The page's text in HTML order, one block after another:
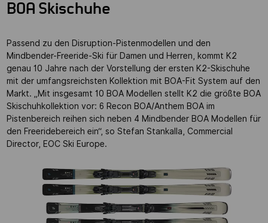
BOA Skischuhe
Passend zu den Disruption-Pistenmodellen und den
Mindbender-Freeride-Ski für Damen und Herren, kommt K2
genau 10 Jahre nach der Vorstellung der ersten K2-Skischuhe
mit der umfangsreichsten Kollektion mit BOA-Fit System auf den
Markt. „Mit insgesamt 10 BOA Modellen stellt K2 die größte BOA
Skischuhkollektion vor: 6 Recon BOA/Anthem BOA im
Pistenbereich reihen sich neben 4 Mindbender BOA Modellen für
den Freeridebereich ein“, so Stefan Stankalla, Commercial
Director, EOC Ski Europe.